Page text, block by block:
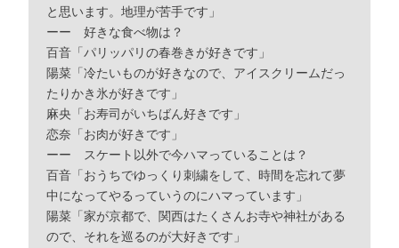
と思います。地理が苦手です」
ーー 好きな食べ物は？
百音「パリッパリの春巻きが好きです」
陽菜「冷たいものが好きなので、アイスクリームだっ
たりかき氷が好きです」
麻央「お寿司がいちばん好きです」
恋奈「お肉が好きです」
ーー スケート以外で今ハマっていることは？
百音「おうちでゆっくり刺繍をして、時間を忘れて夢
中になってやるっていうのにハマっています」
陽菜「家が京都で、関西はたくさんお寺や神社がある
ので、それを巡るのが大好きです」